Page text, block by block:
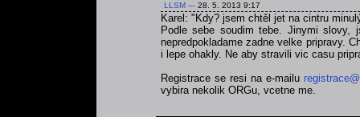
LLSM --- 28. 5. 2013 9:17
Karel: "Kdy? jsem chtěl jet na cintru
Podle sebe soudim tebe. Jinymi
nepredpokladame zadne velke pripravy.
i lepe ohakly. Ne aby stravili vic casu
Registrace se resi na e-mailu
vybira nekolik ORGu, vcetne me.